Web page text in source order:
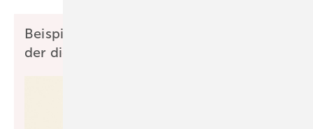
Beispiele für Automationslösungen in
der digitalen Decke